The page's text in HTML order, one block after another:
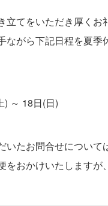
立てをいただき厚くお
ながら下記日程を夏季
) ～ 18日(日)
いたお問合せについて
をおかけいたしますが